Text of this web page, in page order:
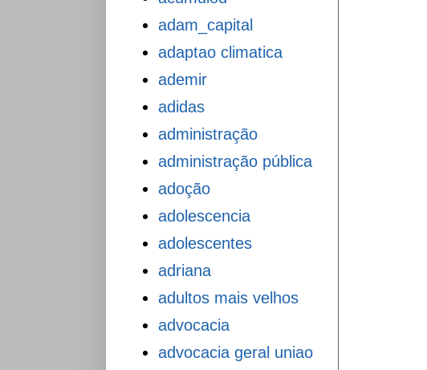
adam_capital
adaptao climatica
ademir
adidas
administração
administração pública
adoção
adolescencia
adolescentes
adriana
adultos mais velhos
advocacia
advocacia geral uniao